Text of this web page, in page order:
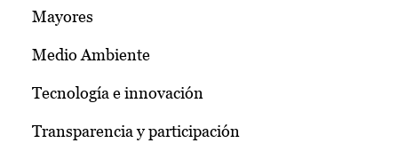
Mayores
Medio Ambiente
Tecnología e innovación
Transparencia y participación